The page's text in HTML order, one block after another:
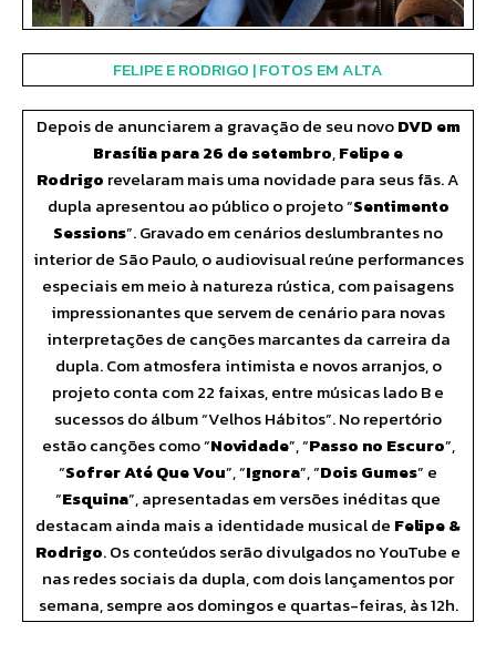
FELIPE E RODRIGO | FOTOS EM ALTA
Depois de anunciarem a gravação de seu novoDVD em
Brasília para 26 de setembro,Felipe e
Rodrigo revelaram mais uma novidade para seus fãs. A
dupla apresentou ao público o projeto “Sentimento
Sessions”. Gravado em cenários deslumbrantes no
interior de São Paulo, o audiovisual reúne performances
especiais em meio à natureza rústica, com paisagens
impressionantes que servem de cenário para novas
interpretações de canções marcantes da carreira da
dupla. Com atmosfera intimista e novos arranjos, o
projeto conta com 22 faixas, entre músicas lado B e
sucessos do álbum “Velhos Hábitos”. No repertório
estão canções como “Novidade”, “Passo no Escuro”,
“Sofrer Até Que Vou”, “Ignora”, “Dois Gumes” e
“Esquina”, apresentadas em versões inéditas que
destacam ainda mais a identidade musical de Felipe &
Rodrigo. Os conteúdos serão divulgados no YouTube e
nas redes sociais da dupla, com dois lançamentos por
semana, sempre aos domingos e quartas-feiras, às 12h.